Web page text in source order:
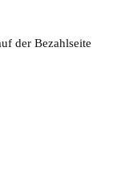
der Bezahlseite